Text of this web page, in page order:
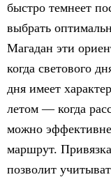
быстро темнеет
выбрать
Магадан эти
когда светового
дня имеет
летом — когда
можно
маршрут.
позволит